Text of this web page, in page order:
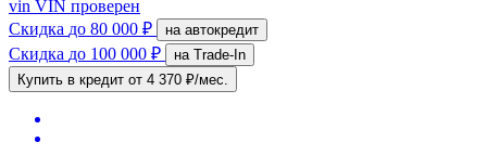
vin VIN проверен
Скидка до 80 000 ₽ на автокредит
Скидка до 100 000 ₽
на Trade-In
Купить в кредит от 4 370 ₽/мес.